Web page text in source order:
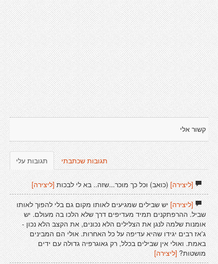
קשור אלי
תגובות עלי תגובות שכתבתי
[ליצירה](כואב) וכל כך מוכר...שזה.. בא לי לבכות[ליצירה]
[ליצירה]יש שבילים שמגיעים לאותו מקום גם בלי להפוך לאותו
שביל. ההרפתקנים תמיד מעדיפים דרך שלא הלכו בה מעולם. יש
אומנות שלמה לנגן את הצלילים הלא נכונים, את הקצב הלא נכון -
ג'אז רבים יגידו שהיא עדיפה על כל האחרות. אולי הם המבינים
באמת. ואולי אין שבילים בכלל, רק גאוגרפיה גדולה עם ידים
מושטות? [ליצירה]